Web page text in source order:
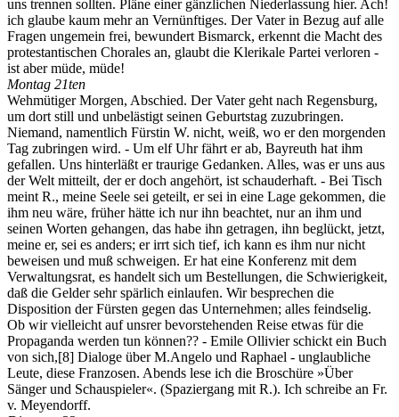
uns trennen sollten. Pläne einer gänzlichen Niederlassung hier. Ach!
ich glaube kaum mehr an Vernünftiges. Der Vater in Bezug auf alle
Fragen ungemein frei, bewundert Bismarck, erkennt die Macht des
protestantischen Chorales an, glaubt die Klerikale Partei verloren -
ist aber müde, müde!
Montag 21ten
Wehmütiger Morgen, Abschied. Der Vater geht nach Regensburg,
um dort still und unbelästigt seinen Geburtstag zuzubringen.
Niemand, namentlich Fürstin W. nicht, weiß, wo er den morgenden
Tag zubringen wird. - Um elf Uhr fährt er ab, Bayreuth hat ihm
gefallen. Uns hinterläßt er traurige Gedanken. Alles, was er uns aus
der Welt mitteilt, der er doch angehört, ist schauderhaft. - Bei Tisch
meint R., meine Seele sei geteilt, er sei in eine Lage gekommen, die
ihm neu wäre, früher hätte ich nur ihn beachtet, nur an ihm und
seinen Worten gehangen, das habe ihn getragen, ihn beglückt, jetzt,
meine er, sei es anders; er irrt sich tief, ich kann es ihm nur nicht
beweisen und muß schweigen. Er hat eine Konferenz mit dem
Verwaltungsrat, es handelt sich um Bestellungen, die Schwierigkeit,
daß die Gelder sehr spärlich einlaufen. Wir besprechen die
Disposition der Fürsten gegen das Unternehmen; alles feindselig.
Ob wir vielleicht auf unsrer bevorstehenden Reise etwas für die
Propaganda werden tun können?? - Emile Ollivier schickt ein Buch
von sich,[8] Dialoge über M.Angelo und Raphael - unglaubliche
Leute, diese Franzosen. Abends lese ich die Broschüre »Über
Sänger und Schauspieler«. (Spaziergang mit R.). Ich schreibe an Fr.
v. Meyendorff.